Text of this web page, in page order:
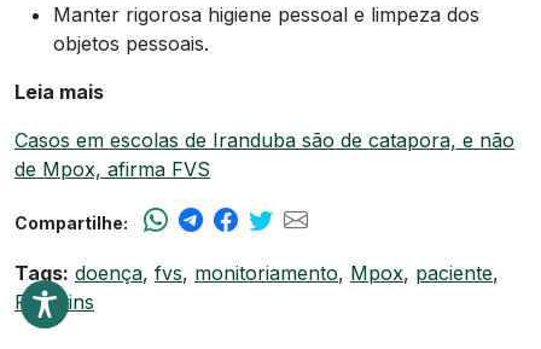
Manter rigorosa higiene pessoal e limpeza dos
objetos pessoais.
Leia mais
Casos em escolas de Iranduba são de catapora, e não
de Mpox, afirma FVS
Compartilhe:
Tags: doença, fvs, monitoriamento, Mpox, paciente,
Parintins